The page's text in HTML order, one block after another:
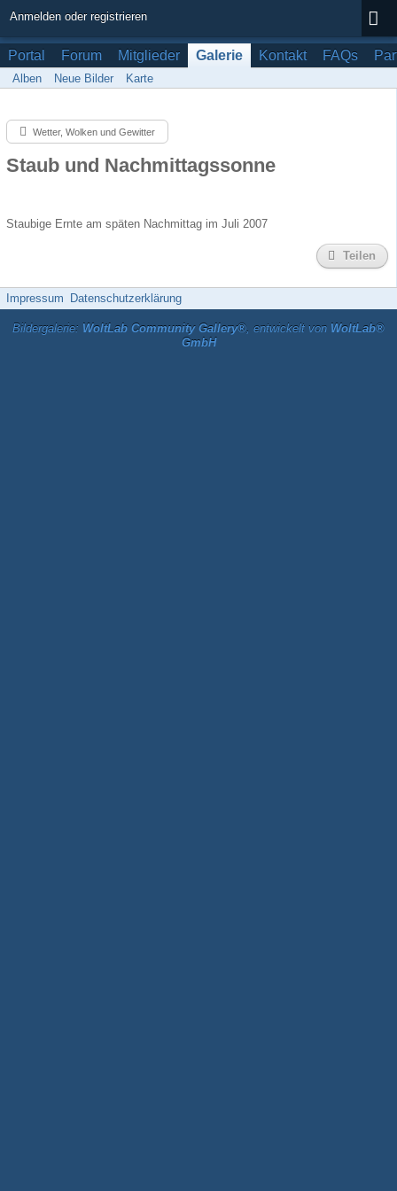
Anmelden oder registrieren
Portal Forum Mitglieder Galerie Kontakt FAQs
Alben Neue Bilder Karte
Wetter, Wolken und Gewitter
Staub und Nachmittagssonne
Staubige Ernte am späten Nachmittag im Juli 2007
Teilen
Impressum Datenschutzerklärung
Bildergalerie: WoltLab Community Gallery®, entwickelt von WoltLab®
GmbH